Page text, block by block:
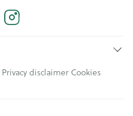
Privacy disclaimer Cookies